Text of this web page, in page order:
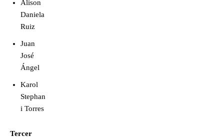
Alison
Daniela
Ruiz
Juan
José
Ángel
Karol
Stephan
i Torres
Tercer